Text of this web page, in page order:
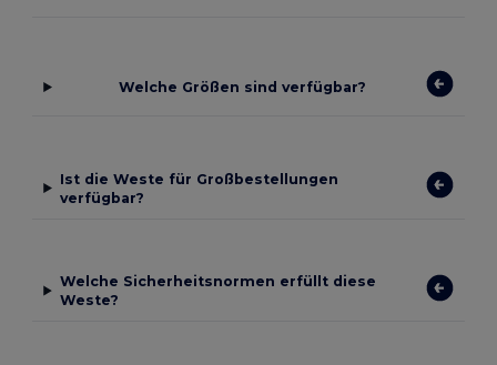
Welche Größen sind verfügbar?
Ist die Weste für Großbestellungen
verfügbar?
Welche Sicherheitsnormen erfüllt diese
Weste?